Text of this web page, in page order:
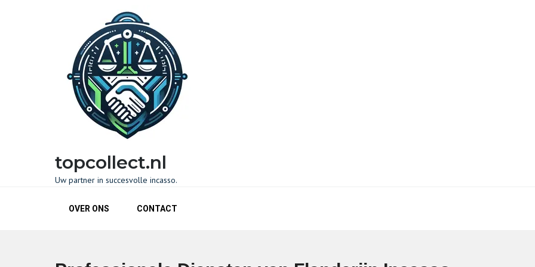
topcollect.nl
Uw partner in succesvolle incasso.
OVER ONS CONTACT